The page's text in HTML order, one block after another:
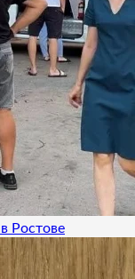
Ростове